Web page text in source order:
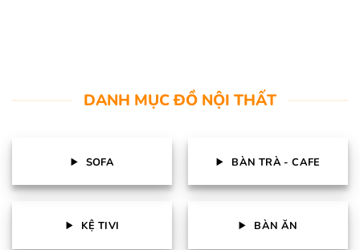
DANH MỤC ĐỒ NỘI THẤT
SOFA BÀN TRÀ - CAFE
KỆ TIVI BÀN ĂN